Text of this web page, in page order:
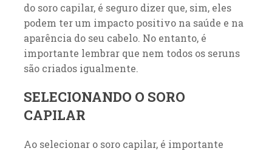
do soro capilar, é seguro dizer que, sim, eles
podem ter um impacto positivo na saúde e na
aparência do seu cabelo. No entanto, é
importante lembrar que nem todos os seruns
são criados igualmente.
SELECIONANDO O SORO
CAPILAR
Ao selecionar o soro capilar, é importante